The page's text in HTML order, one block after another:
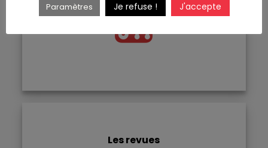
Les revues
Paramètres Je refuse ! J'accepte